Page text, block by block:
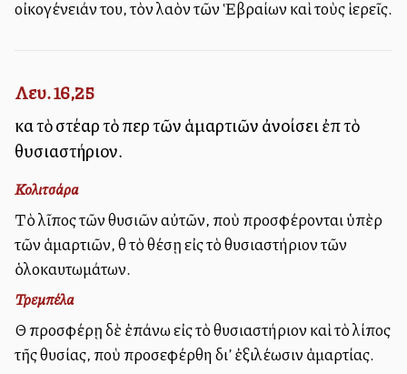
οἰκογένειάν του, τὸν λαὸν τῶν Ἑβραίων καὶ τοὺς ἱερεῖς.
Λευ. 16,25
καὶ τὸ στέαρ τὸ περὶ τῶν ἁμαρτιῶν ἀνοίσει ἐπὶ τὸ
θυσιαστήριον.
Κολιτσάρα
Τὸ λῖπος τῶν θυσιῶν αὐτῶν, ποὺ προσφέρονται ὑπὲρ
τῶν ἁμαρτιῶν, θὰ τὸ θέσῃ εἰς τὸ θυσιαστήριον τῶν
ὁλοκαυτωμάτων.
Τρεμπέλα
Θὰ προσφέρῃ δὲ ἐπάνω εἰς τὸ θυσιαστήριον καὶ τὸ λίπος
τῆς θυσίας, ποὺ προσεφέρθη δι’ ἐξιλέωσιν ἁμαρτίας.